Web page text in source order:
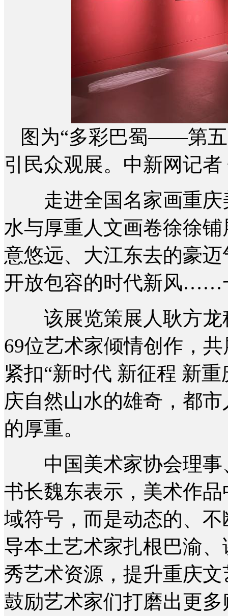
图为“多彩巴蜀——第五
引民众观展。中新网记者
走进全国名家画重庆
水与厚重人文画卷徐徐
意悠远、大江东去的豪
开放包容的时代新风……
该展览策展人耿方龙
69位艺术家倾情创作，
紧扣“新时代 新征程 新
庆自然山水的雄奇，都
的厚重。
中国美术家协会理事
书长魏东表示，美术作
域符号，而是动态的、
导本土艺术家扎根巴渝
秀艺术资源，提升重庆
鼓励艺术家们打磨出更